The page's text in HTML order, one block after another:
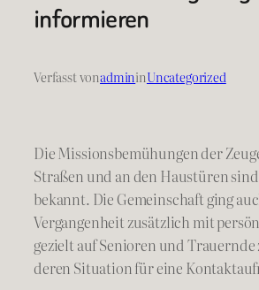
informieren
Verfasst vonadmininUncategorized
Die Missionsbemühungen der
Straßen und an den Haustüren
bekannt. Die Gemeinschaft ging
Vergangenheit zusätzlich mit
gezielt auf Senioren und
deren Situation für eine